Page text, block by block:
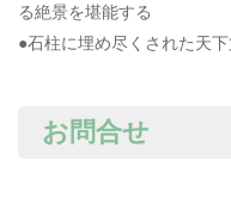
る絶景を堪能する
●石柱に埋め尽くされた天
お問合せ